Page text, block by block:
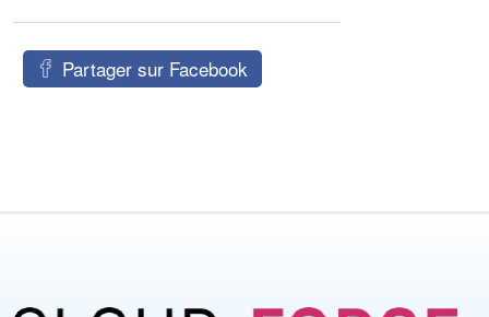
Partager sur Facebook